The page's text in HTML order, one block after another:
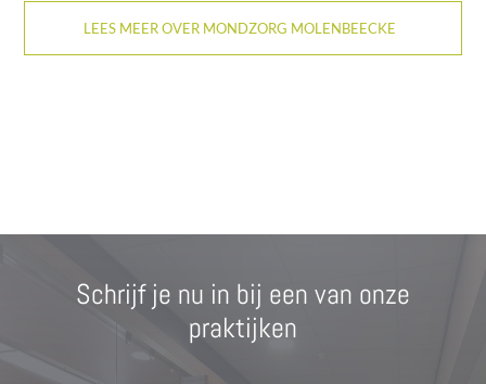
LEES MEER OVER MONDZORG MOLENBEECKE
Schrijf je nu in bij een van onze
praktijken